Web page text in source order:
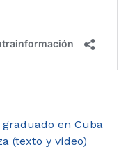
graduado en Cuba
(texto y vídeo)